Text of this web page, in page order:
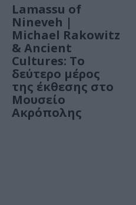
Lamassu of
Nineveh |
Michael Rakowitz
& Ancient
Cultures: Το
δεύτερο μέρος
της έκθεσης στο
Μουσείο
Ακρόπολης